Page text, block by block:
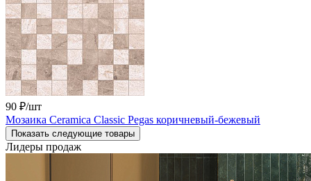
90 ₽/шт
Мозаика Ceramica Classic Pegas коричневый-бежевый
Показать следующие товары
Лидеры продаж